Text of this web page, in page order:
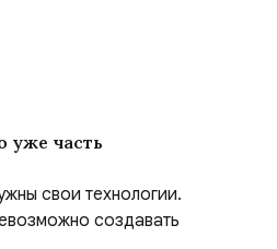
уже часть
свои технологии.
создавать